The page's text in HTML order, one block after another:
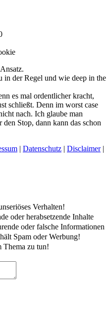
in der Regel und wie deep in the
es mal ordentlicher kracht,
schließt. Denn im worst case
nach. Ich glaube man
Stop, dann kann das schon
| Datenschutz | Disclaimer|
Verhalten!
oder herabsetzende Inhalte
oder falsche Informationen
Spam oder Werbung!
Thema zu tun!